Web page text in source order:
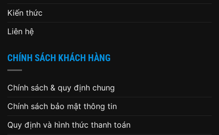
Kiến thức
Liên hệ
CHÍNH SÁCH KHÁCH HÀNG
Chính sách & quy định chung
Chính sách bảo mật thông tin
Quy định và hình thức thanh toán